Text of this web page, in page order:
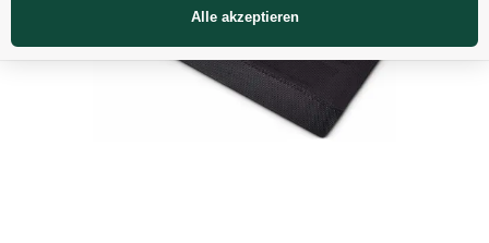
Alle akzeptieren